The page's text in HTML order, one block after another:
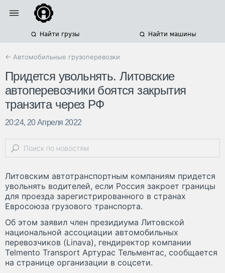
Найти грузы Найти машины
← Автомобильные грузоперевозки
Придется увольнять. Литовские
автоперевозчики боятся закрытия
транзита через РФ
20:24, 20 Апреля 2022
Литовским автотранспортным компаниям придется
увольнять водителей, если Россия закроет границы
для проезда зарегистрированного в странах
Евросоюза грузового транспорта.
Об этом заявил член президиума Литовской
национальной ассоциации автомобильных
перевозчиков (Linava), гендиректор компании
Telmento Transport Артурас Тельментас, сообщается
на странице организации в соцсети.